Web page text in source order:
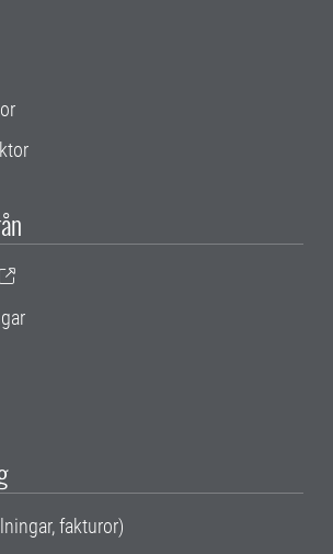
fakturor)